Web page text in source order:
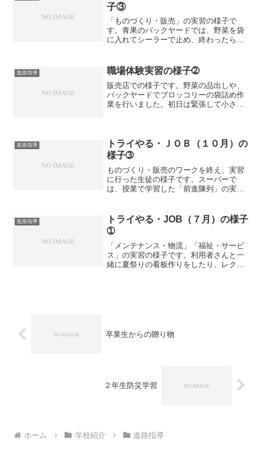
子③
「ものづくり・販売」の実習の様子で
す。青果のバックヤードでは、野菜を袋
に入れてシーラーで止め、終わったら売
ら、丁寧に取り組めていました。衣料販
売店では、下着に値下がりの...
進路指導 職場体験実習の様子➁
販売店での様子です。野菜の品出しや、
バックヤードでブロッコリーの袋詰め作
業を行いました。初日は緊張して小さか
包材のラベルはがしを行い...
進路指導
トライやる・ＪＯＢ（１０月）の
様子➂
ものづくり・販売のワークを終え、実習
に行った生徒の様子です。スーパーで
は、授業で学習した「前進陳列」の実習
ました。別の店舗では、大きな商品もあ
りましたが慎重に作業を進め...
進路指導
トライやる・JOB（７月）の様子
➀
「メンテナンス・物流」「福祉・サービ
ス」の実習の様子です。利用者さんと一
緒に夏祭りの看板作りをしたり、レクレ
卒業生からの贈り物
２年生防災学習
ホーム 学校紹介 進路指導